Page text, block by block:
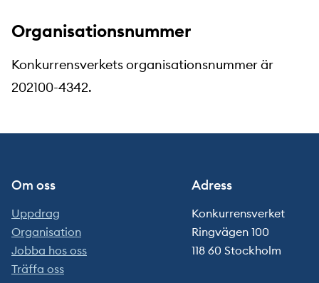
Organisationsnummer
Konkurrensverkets organisationsnummer är
202100-4342.
Om oss
Uppdrag
Organisation
Jobba hos oss
Träffa oss
Adress
Konkurrensverket
Ringvägen 100
118 60 Stockholm